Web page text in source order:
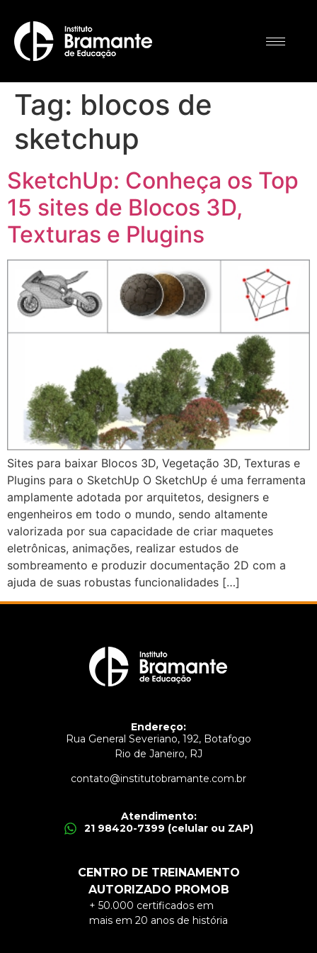
Tag: blocos de
sketchup
SketchUp: Conheça os Top
15 sites de Blocos 3D,
Texturas e Plugins
Sites para baixar Blocos 3D, Vegetação 3D, Texturas e
Plugins para o SketchUp O SketchUp é uma ferramenta
amplamente adotada por arquitetos, designers e
engenheiros em todo o mundo, sendo altamente
valorizada por sua capacidade de criar maquetes
eletrônicas, animações, realizar estudos de
sombreamento e produzir documentação 2D com a
ajuda de suas robustas funcionalidades […]
Endereço:
Rua General Severiano, 192, Botafogo
Rio de Janeiro, RJ
contato@institutobramante.com.br
Atendimento:
21 98420-7399 (celular ou ZAP)
CENTRO DE TREINAMENTO
AUTORIZADO PROMOB
+ 50.000 certificados em
mais em 20 anos de história